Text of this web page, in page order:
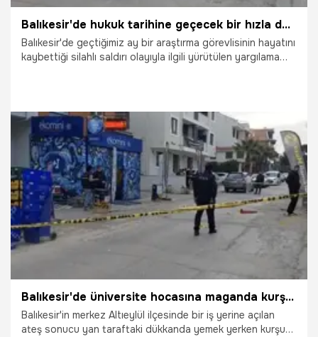
Balıkesir'de hukuk tarihine geçecek bir hızla dava sonuçlandı! Araştırma görevlisini öldürdü 26 günde müebbet aldı
Balıkesir'de geçtiğimiz ay bir araştırma görevlisinin hayatını
kaybettiği silahlı saldırı olayıyla ilgili yürütülen yargılama
günlük sürede hem soruşturma hem de kovuşturma
aşamaları tamamlanarak adalet yerini buldu. İki sanığa
mahkemece müebbet hapis cezası verildi.
15.05.2026 Gündem
Balıkesir'de üniversite hocasına maganda kurşunu
Balıkesir'in merkez Altıeylül ilçesinde bir iş yerine açılan
ateş sonucu yan taraftaki dükkanda yemek yerken kurşun